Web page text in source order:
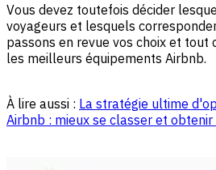
Vous devez toutefois décider
voyageurs et lesquels
passons en revue vos choix et tout
les meilleurs équipements Airbnb.
À lire aussi : La stratégie ultime
Airbnb : mieux se classer et